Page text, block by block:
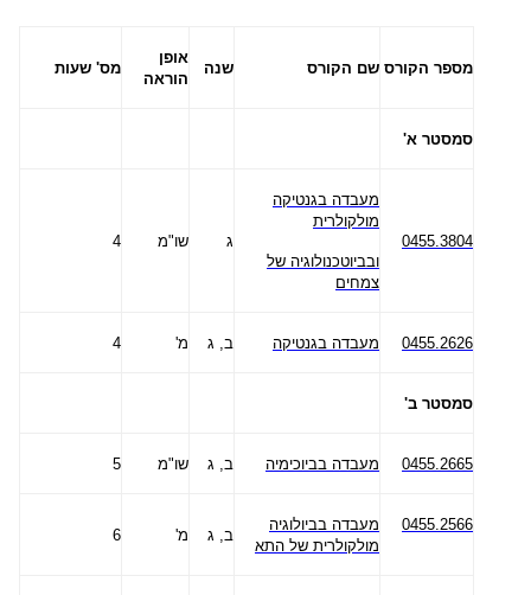
מס' שעות
אופן
הוראה
שנה שם הקורס מספר הקורס
סמסטר א'
4 שו"מ ג
מעבדה בגנטיקה
מולקולרית
ובביוטכנולוגיה של
צמחים
0455.3804
4 מ' ב, ג מעבדה בגנטיקה 0455.2626
סמסטר ב'
5 שו"מ ב, ג מעבדה בביוכימיה 0455.2665
6 מ' ב, ג
מעבדה בביולוגיה
מולקולרית של התא
0455.2566